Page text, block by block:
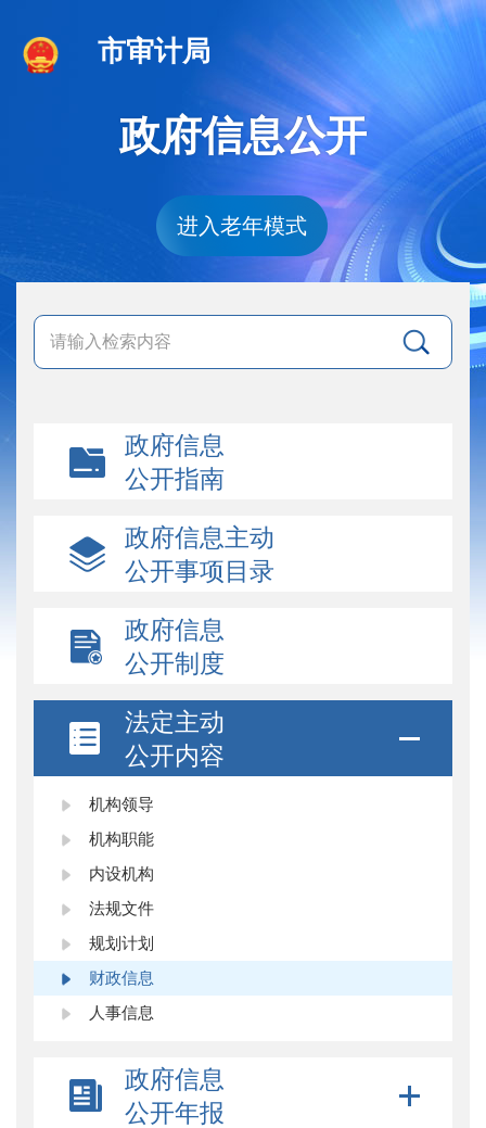
市审计局
进入老年模式
政府信息公开
政府信息
公开指南
政府信息主动
公开事项目录
政府信息
公开制度
法定主动
公开内容
机构领导
机构职能
内设机构
法规文件
规划计划
财政信息
人事信息
政府信息
公开年报